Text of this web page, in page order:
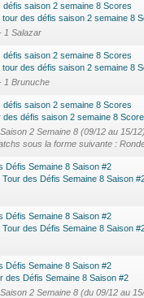
défis saison 2 semaine 8 Scores
tour des défis saison 2 semaine 8
1 Salazar
défis saison 2 semaine 8 Scores
tour des défis saison 2 semaine 8
1 Brunuche
défis saison 2 semaine 8 Scores
des défis saison 2 semaine 8
2 Semaine 8 (09/12 au 15/
sous la forme suivante :
Défis Semaine 8 Saison #2
Tour des Défis Semaine 8 Saison
Défis Semaine 8 Saison #2
Tour des Défis Semaine 8 Saison
Défis Semaine 8 Saison #2
des Défis Semaine 8 Saison #2
2 Semaine 8 (du 09/12 au